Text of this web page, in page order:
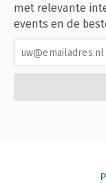
met relevante
events en de